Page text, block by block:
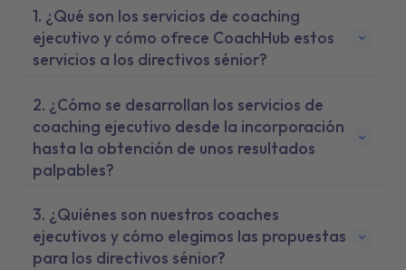
¿Qué son los servicios de coaching
ejecutivo y cómo ofrece CoachHub estos
servicios a los directivos sénior?
¿Cómo se desarrollan los servicios de
coaching ejecutivo desde la incorporación
hasta la obtención de unos resultados
palpables?
¿Quiénes son nuestros coaches
ejecutivos y cómo elegimos las propuestas
para los directivos sénior?